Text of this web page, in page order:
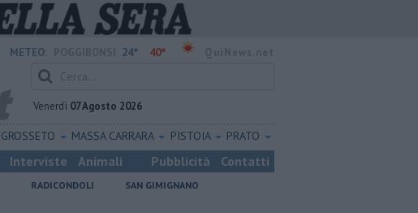
METEO: 24° 40°
Venerdì 07 Agosto 2026
GROSSETO MASSA CARRARA PISTOIA PRATO
Interviste Animali Pubblicità Contatti
RADICONDOLI
SAN GIMIGNANO